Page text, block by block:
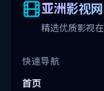
亚洲影视网
精选优质影视
快速导航
首页